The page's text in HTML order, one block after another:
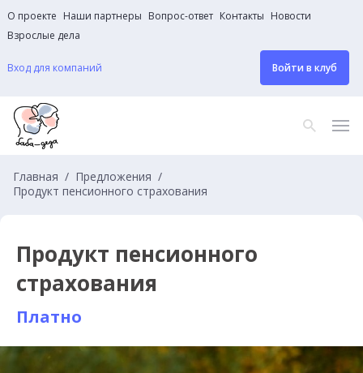
О проекте Наши партнеры Вопрос-ответ Контакты Новости
Взрослые дела
Вход для компаний Войти в клуб
Главная
Предложения
Продукт пенсионного страхования
Продукт пенсионного
страхования
Платно